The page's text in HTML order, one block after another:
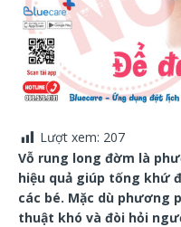
Lượt xem: 207
Vỗ rung long đờm là
hiệu quả giúp tống khứ
các bé. Mặc dù phương
thuật khó và đòi hỏi